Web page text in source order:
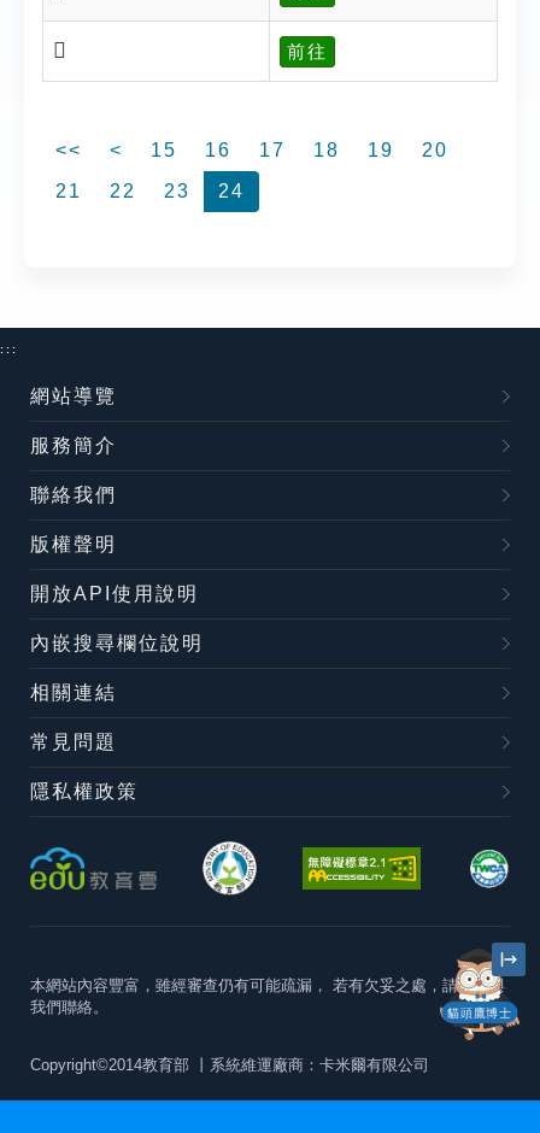
𣱄 前往
<< < 15 16 17 18 19
20
21
22 23 24
貓頭鷹博士
:::
網站導覽
服務簡介
聯絡我們
版權聲明
開放API使用說明
內嵌搜尋欄位說明
相關連結
常見問題
隱私權政策
本網站內容豐富，雖經審查仍有可能疏漏， 若有欠妥之處，請隨時與
我們聯絡。
Copyright©2014教育部 丨系統維運廠商：卡米爾有限公司